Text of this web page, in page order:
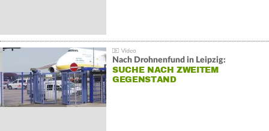
Nach Drohnenfund in Leipzig:
SUCHE NACH ZWEITEM
GEGENSTAND